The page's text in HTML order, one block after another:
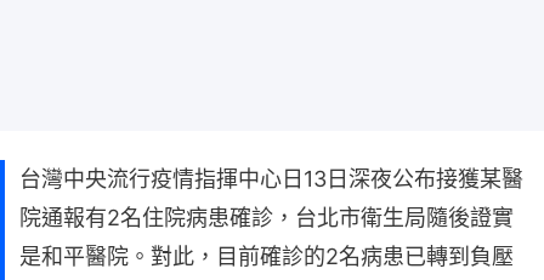
台灣中央流行疫情指揮中心日13日深夜公布接獲某醫
院通報有2名住院病患確診，台北市衛生局隨後證實
是和平醫院。對此，目前確診的2名病患已轉到負壓